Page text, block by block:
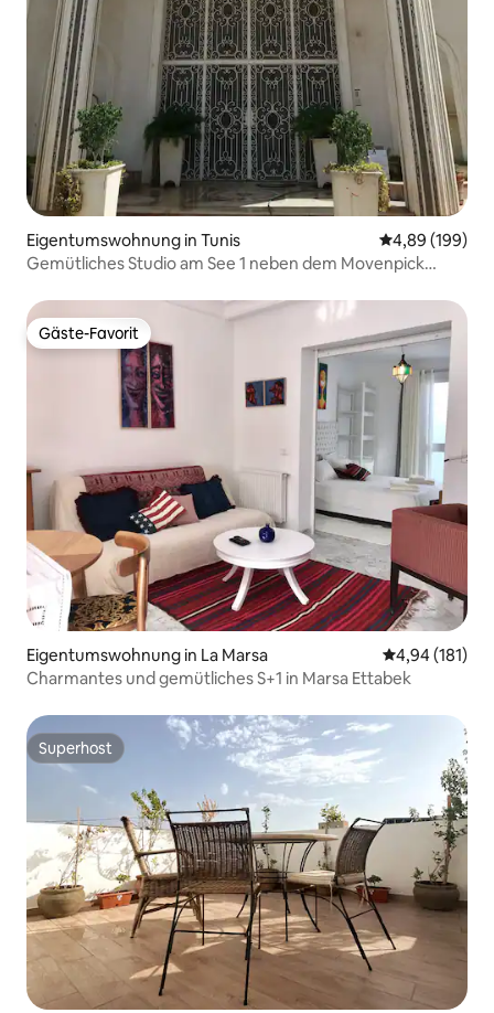
Eigentumswohnung in Tunis
4,89 (199)
Gemütliches Studio am See 1 neben dem Movenpick
Gäste-Favorit
Gäste-Favorit
Eigentumswohnung in La Marsa
4,94 (181)
Charmantes und gemütliches S+1 in Marsa Ettabek
Superhost
Superhost